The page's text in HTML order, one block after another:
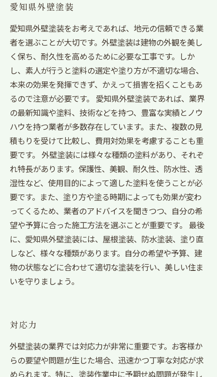
愛知県外壁塗装
愛知県外壁塗装をお考えであれば、地元の信頼できる業
者を選ぶことが大切です。外壁塗装は建物の外観を美し
く保ち、耐久性を高めるために必要な工事です。しか
し、素人が行うと塗料の選定や塗り方が不適切な場合、
本来の効果を発揮できず、かえって損害を招くこともあ
るので注意が必要です。 愛知県外壁塗装であれば、業界
の最新知識や塗料、技術などを持つ、豊富な実績とノウ
ハウを持つ業者が多数存在しています。また、複数の見
積もりを受けて比較し、費用対効果を考慮することも重
要です。 外壁塗装には様々な種類の塗料があり、それぞ
れ特長があります。保護性、美観、耐久性、防水性、透
湿性など、使用目的によって適した塗料を使うことが必
要です。また、塗り方や塗る時期によっても効果が変わ
ってくるため、業者のアドバイスを聞きつつ、自分の希
望や予算に合った施工方法を選ぶことが重要です。 最後
に、愛知県外壁塗装には、屋根塗装、防水塗装、塗り直
しなど、様々な種類があります。自分の希望や予算、建
物の状態などに合わせて適切な塗装を行い、美しい住ま
いを守りましょう。
対応力
外壁塗装の業界では対応力が非常に重要です。お客様か
らの要望や問題が生じた場合、迅速かつ丁寧な対応が求
められます。特に、塗装作業中に予期せぬ問題が発生し